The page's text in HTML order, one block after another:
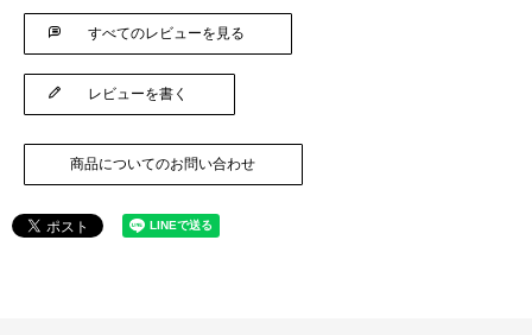
すべてのレビューを見る
レビューを書く
商品についてのお問い合わせ